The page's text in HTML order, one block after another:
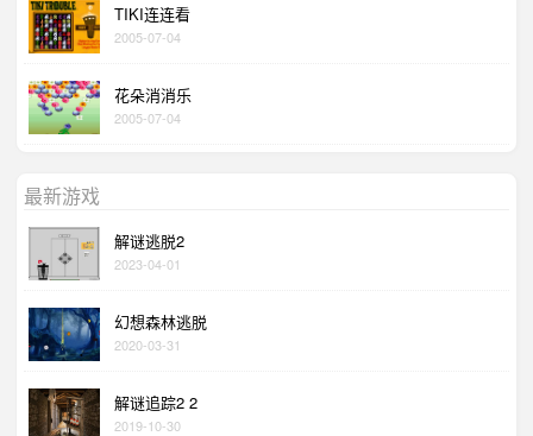
TIKI连连看
2005-07-04
花朵消消乐
2005-07-04
最新游戏
解谜逃脱2
2023-04-01
幻想森林逃脱
2020-03-31
解谜追踪2 2
2019-10-30